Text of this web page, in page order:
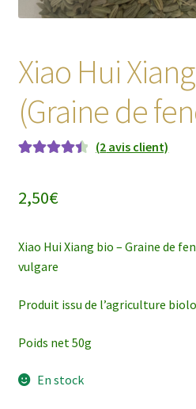
Xiao Hui
(Graine de
sur
client
(2 avis client)
2,50€
Xiao Hui Xiang bio – Graine de
vulgare
Produit issu de l’agriculture
Poids net 50g
En stock